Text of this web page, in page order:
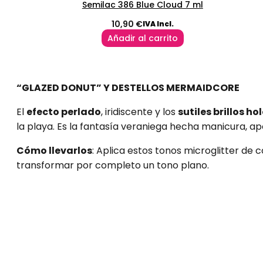
Semilac 386 Blue Cloud 7 ml
10,90 €IVA Incl.
Añadir al carrito
“GLAZED DONUT” Y DESTELLOS MERMAIDCORE
El efecto perlado, iridiscente y lossutiles brillos
la playa. Es la fantasía veraniega hecha manicura,
Cómo llevarlos: Aplica estos tonos microglitter de
transformar por completo un tono plano.